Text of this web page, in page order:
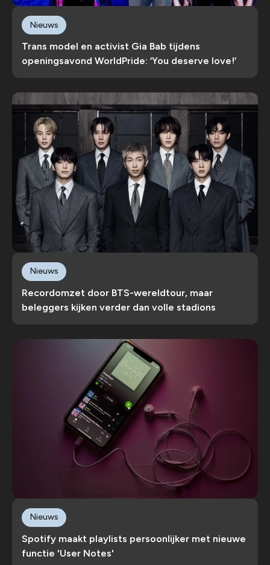
Trans model en activist Gia Bab tijdens
openingsavond WorldPride: ‘You deserve love!’
Nieuws
Recordomzet door BTS-wereldtour, maar
beleggers kijken verder dan volle stadions
Nieuws
Spotify maakt playlists persoonlijker met nieuwe
functie 'User Notes'
Nieuws